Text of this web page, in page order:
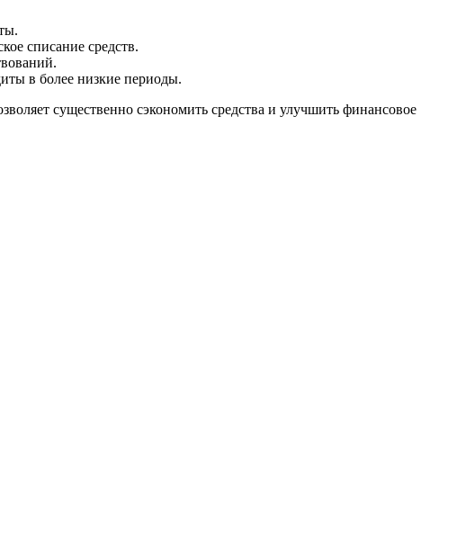
списание средств.
в более низкие периоды.
существенно сэкономить средства и улучшить финансовое